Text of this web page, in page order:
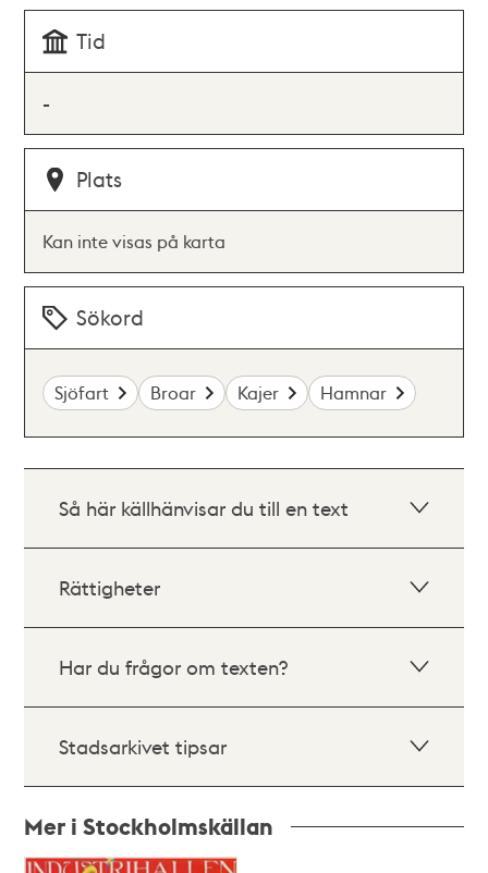
Tid
-
Plats
Kan inte visas på karta
Sökord
Sjöfart Broar Kajer Hamnar
Så här källhänvisar du till en text
Rättigheter
Har du frågor om texten?
Stadsarkivet tipsar
Mer i Stockholmskällan
Relaterade